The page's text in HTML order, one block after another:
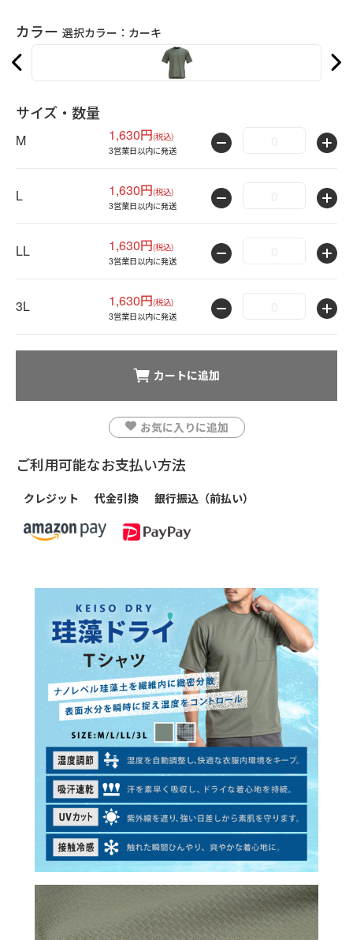
カラー 選択カラー： カーキ
サイズ・数量
M 1,630円(税込)
3営業日以内に発送
L 1,630円(税込)
3営業日以内に発送
LL 1,630円(税込)
3営業日以内に発送
3L 1,630円(税込)
3営業日以内に発送
カートに追加
お気に入りに追加
ご利用可能なお支払い方法
クレジット 代金引換 銀行振込（前払い）